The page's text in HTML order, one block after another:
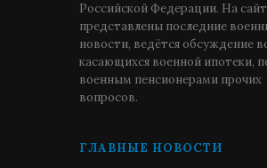
Российской Федерации. На
представлены последние
новости, ведётся обсуждение
касающихся военной ипотеки,
военным пенсионерами прочих
вопросов.
ГЛАВНЫЕ НОВОСТИ